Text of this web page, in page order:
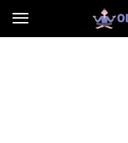
OdzyskajDzien.pl